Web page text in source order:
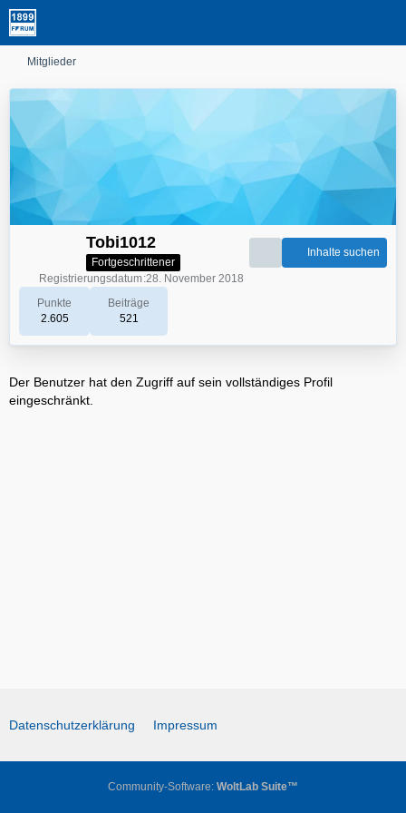
Mitglieder
Tobi1012
Fortgeschrittener
Punkte
2.605
Beiträge
521
Inhalte suchen
Registrierungsdatum 28. November 2018
Der Benutzer hat den Zugriff auf sein vollständiges Profil
eingeschränkt.
Datenschutzerklärung Impressum
Community-Software: WoltLab Suite™